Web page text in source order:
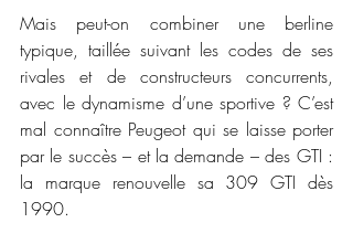
Mais peut-on combiner une berline
typique, taillée suivant les codes de ses
rivales et de constructeurs concurrents,
avec le dynamisme d’une sportive ? C’est
mal connaître Peugeot qui se laisse porter
par le succès – et la demande – des GTI :
la marque renouvelle sa 309 GTI dès
1990.